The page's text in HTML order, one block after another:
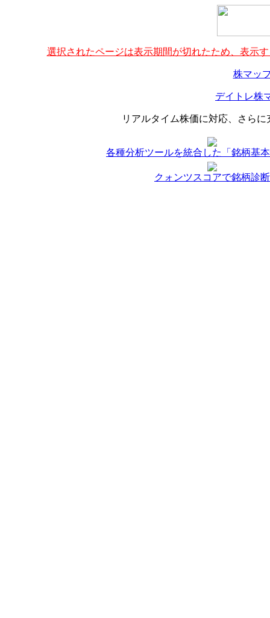
選択されたページは表示期間が切れたため、表示
株マッ
デイトレ株
リアルタイム株価に対応、さら
各種分析ツールを統合した「銘柄基
クォンツスコアで銘柄診断